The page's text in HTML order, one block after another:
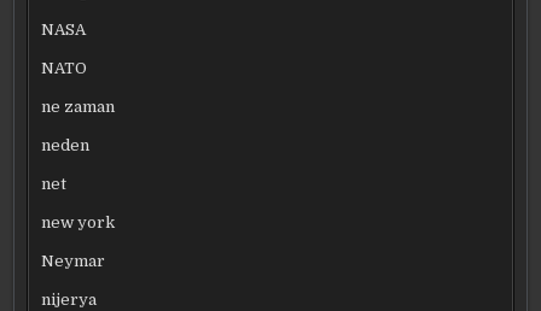
NASA
NATO
ne zaman
neden
net
new york
Neymar
nijerya